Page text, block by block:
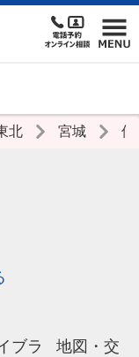
北 宮城
ブラ
地図・交